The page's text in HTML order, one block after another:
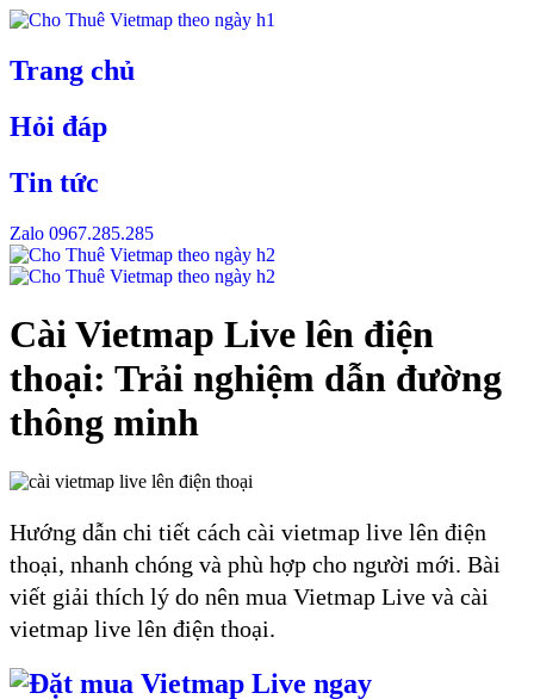
Skip
content
Trang chủ
Hỏi đáp
Tin tức
Zalo 0967.285.285
Cài Vietmap Live lên điện
thoại: Trải nghiệm dẫn đường
thông minh
Hướng dẫn chi tiết cách cài vietmap live lên điện
thoại, nhanh chóng và phù hợp cho người mới. Bài
viết giải thích lý do nên mua Vietmap Live và cài
vietmap live lên điện thoại.